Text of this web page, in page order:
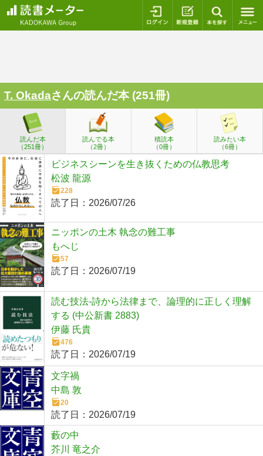
ログイン 新規登録
T. Okadaさんの読んだ本 (251冊)
読んだ本
（251冊）
読んでる本
（2冊）
積読本
（0冊）
読みたい本
（6冊）
ビジネスシーンを生き抜くための仏教思考
松波 龍源
228
読了日： 2026/07/26
ニッポンの土木 執念の難工事
もへじ
57
読了日： 2026/07/19
読む技法-詩から法律まで、論理的に正しく理解
する (中公新書 2883)
伊藤 氏貴
476
読了日： 2026/07/19
文字禍
中島 敦
20
読了日： 2026/07/19
藪の中
芥川 竜之介